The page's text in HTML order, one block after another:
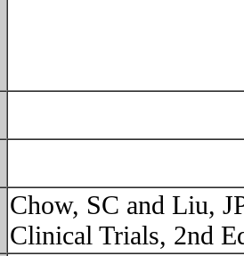
Chow, SC and Liu,
Clinical Trials, 2nd